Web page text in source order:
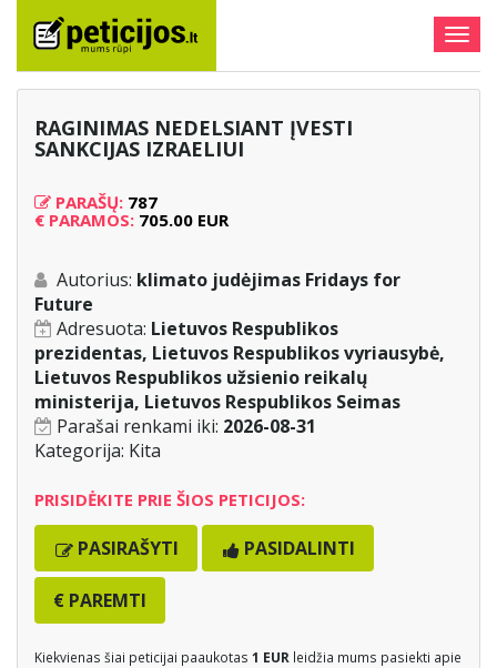
RAGINIMAS NEDELSIANT ĮVESTI
SANKCIJAS IZRAELIUI
PARAŠŲ: 787
€ PARAMOS: 705.00 EUR
Autorius: klimato judėjimas Fridays for
Future
Adresuota: Lietuvos Respublikos
prezidentas, Lietuvos Respublikos vyriausybė,
Lietuvos Respublikos užsienio reikalų
ministerija, Lietuvos Respublikos Seimas
Parašai renkami iki: 2026-08-31
Kategorija: Kita
PRISIDĖKITE PRIE ŠIOS PETICIJOS:
PASIRAŠYTI PASIDALINTI
€ PAREMTI
Kiekvienas šiai peticijai paaukotas 1 EUR leidžia mums pasiekti apie